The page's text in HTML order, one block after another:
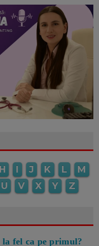
H I J K L
M
U V X Y Z
fel ca pe primul?